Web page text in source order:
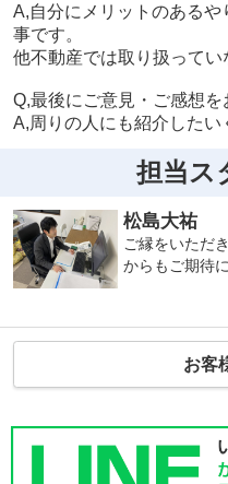
A,自分にメリットのある
事です。
他不動産では取り扱ってい
Q,最後にご意見・ご感想を
A,周りの人にも紹介したい
担当ス
松島大祐
ご縁をいただ
からもご期待
お客